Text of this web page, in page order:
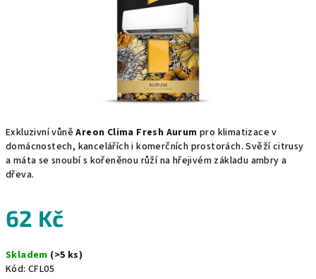
Exkluzivní vůněAreon Clima Fresh Aurum pro klimatizace v
domácnostech, kancelářích i komerčních prostorách. Svěží citrusy
a máta se snoubí s kořeněnou růží na hřejivém základu ambry a
dřeva.
62 Kč
cena:
Skladem (>5 ks)
Kód: CFL05